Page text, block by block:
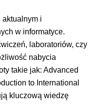
i
w informatyce.
laboratoriów, czy
nabycia
takie jak: Advanced
to International
kluczową wiedzę